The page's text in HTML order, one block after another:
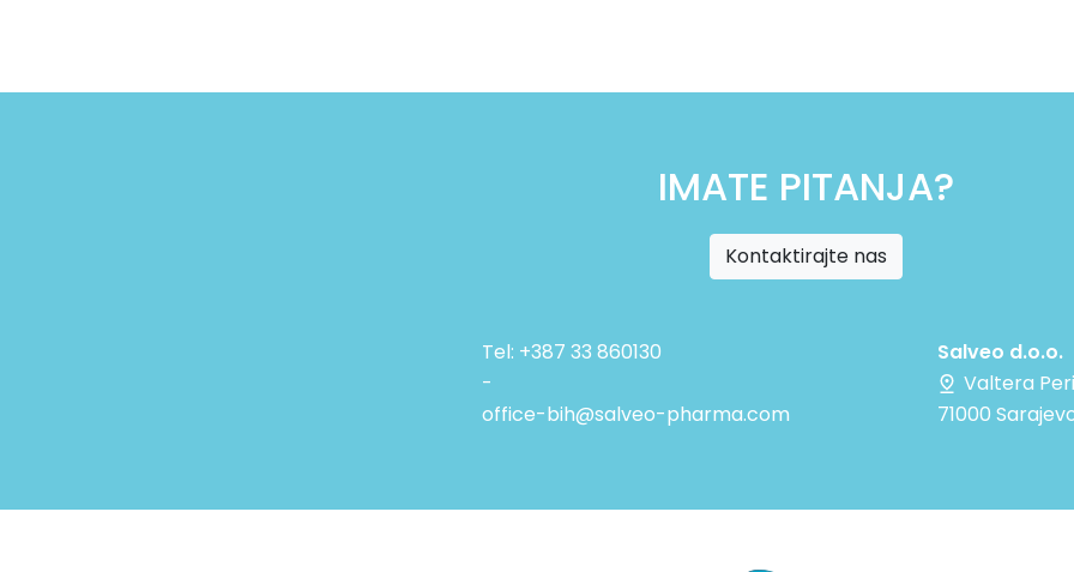
IMATE PITANJA?
Kontaktirajte nas
Tel: +387 33 860130
-
office-bih@salveo-pharma.com
Salveo d.o.o.
Valtera
71000